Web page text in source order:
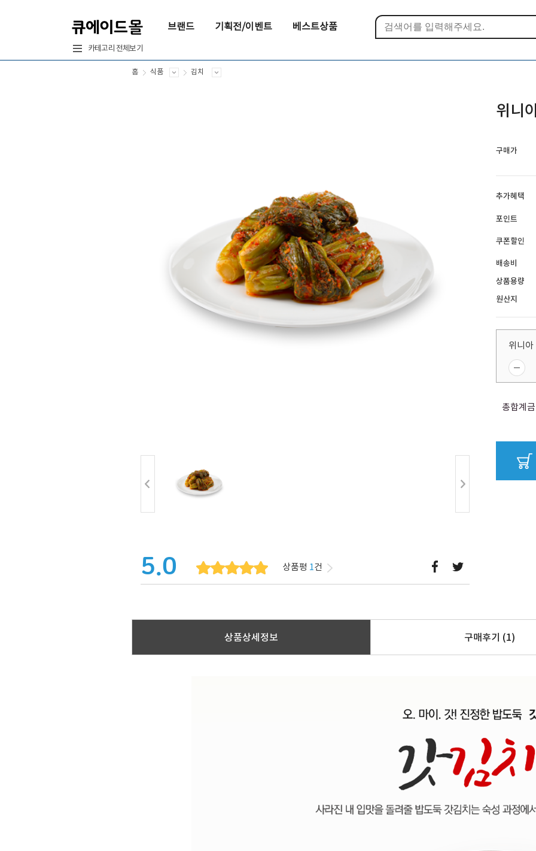
브랜드 기획전/이벤트 베스트상품
카테고리 전체보기
홈 식품 김치
5.0 상품평 1건
위니
구매가
추가혜택
포인트
쿠폰할인
배송비
상품용량
원산지
위니
총합계
상품상세정보 구매후기 (1)